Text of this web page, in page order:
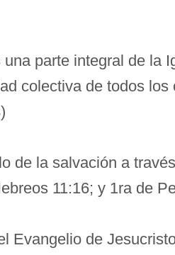
parte integral de la
colectiva de todos los
de la salvación a
11:16; y 1ra de
Evangelio de